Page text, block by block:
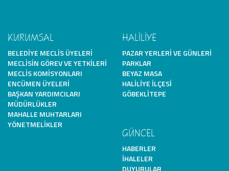
KURUMSAL
BELEDIYE MECLIS ÜYELERI
MECLISIN GÖREV VE YETKILERI
MECLIS KOMISYONLARI
ENCÜMEN ÜYELERI
BAŞKAN YARDIMCILARI
MÜDÜRLÜKLER
MAHALLE MUHTARLARI
YÖNETMELIKLER
HALİLİYE
PAZAR YERLERI VE GÜNLERI
PARKLAR
BEYAZ MASA
HALILIYE İLÇESI
GÖBEKLITEPE
GÜNCEL
HABERLER
İHALELER
DUYURULAR